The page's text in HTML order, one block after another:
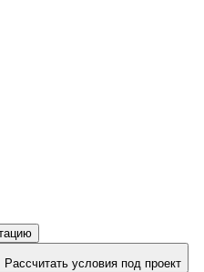
Рассчитать условия под проект